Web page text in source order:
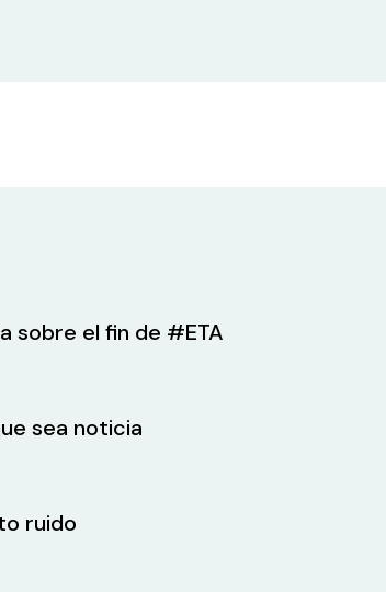
sobre el fin de #ETA
sea noticia
ruido